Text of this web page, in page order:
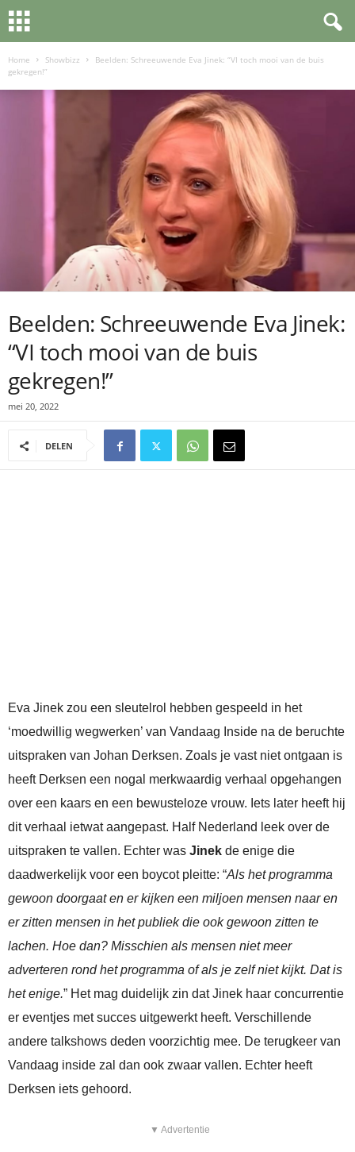
Home Showbizz
Beelden: Schreeuwende Eva Jinek: “VI toch mooi van de buis
gekregen!”
Beelden: Schreeuwende Eva Jinek:
“VI toch mooi van de buis
gekregen!”
mei 20, 2022
DELEN
Eva Jinek zou een sleutelrol hebben gespeeld in het
‘moedwillig wegwerken’ van Vandaag Inside na de beruchte
uitspraken van Johan Derksen. Zoals je vast niet ontgaan is
heeft Derksen een nogal merkwaardig verhaal opgehangen
over een kaars en een bewusteloze vrouw. Iets later heeft hij
dit verhaal ietwat aangepast. Half Nederland leek over de
uitspraken te vallen. Echter was Jinek de enige die
daadwerkelijk voor een boycot pleitte: “Als het programma
gewoon doorgaat en er kijken een miljoen mensen naar en
er zitten mensen in het publiek die ook gewoon zitten te
lachen. Hoe dan? Misschien als mensen niet meer
adverteren rond het programma of als je zelf niet kijkt. Dat is
het enige.” Het mag duidelijk zin dat Jinek haar concurrentie
er eventjes met succes uitgewerkt heeft. Verschillende
andere talkshows deden voorzichtig mee. De terugkeer van
Vandaag inside zal dan ook zwaar vallen. Echter heeft
Derksen iets gehoord.
▼ Advertentie